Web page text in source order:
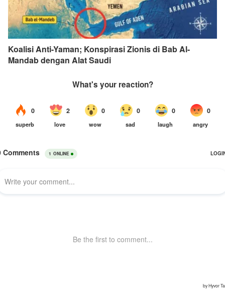
Koalisi Anti-Yaman; Konspirasi Zionis di Bab Al-
Mandab dengan Alat Saudi